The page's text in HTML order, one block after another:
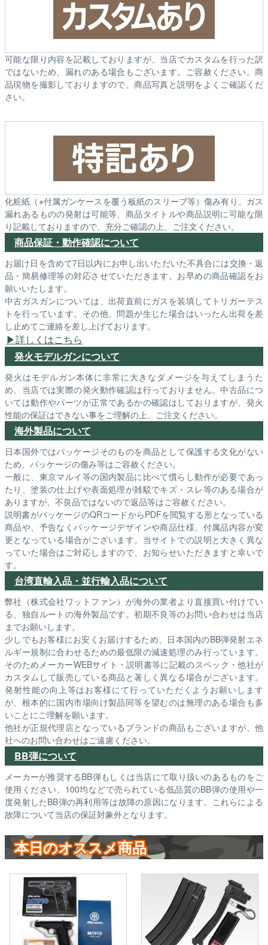
可能な限り内容を記載しておりますが、当店でカスタムを行った訳
ではないため、漏れのある場合もございます。ご容赦ください。商
品現物を撮影しておりますので、商品写真と説明をよくご確認くだ
さい。
化粧紙（※付属ガンケースを覆う板紙のスリーブ等）傷み有り、ガス
漏れあるものの発射は可能等、商品タイトルや商品説明に可能な限
り記載しておりますので、充分ご確認の上、ご注文ください。
商品保証・動作確認について
お届け日を含めて7日以内にお申し出いただいた不具合には交換・返
品・簡易修理等の対応させていただきます。お早めの商品確認をお
願いいたします。
中古ガスガンについては、出荷直前にガスを装填してトリガーテス
トを行っています。その他、問題が生じた場合はいったん出荷を差
し止めてご連絡を差し上げております。
詳しくはこちら
発火モデルガンについて
発火はモデルガン本体に非常に大きなダメージを与えてしまうた
め、当店では実際の発火動作確認は行っておりません。中古品につ
いては動作やパーツが正常であるかの確認はしておりますが、発火
性能の保証はできない事をご理解の上、ご注文ください。
海外製品について
日本国外ではパッケージそのものを商品として保護する文化がない
ため、パッケージの傷み等はご容赦ください。
一般に、東京マルイ等の国内製品に比べて慣らし動作が必要であっ
たり、塗装の仕上げや表面処理が雑駁でキズ・スレ等のある場合が
ありますが、不良品ではないので返品等はご容赦ください。
説明書がパッケージのQRコードからPDFを閲覧する形となっている
商品や、予告なくパッケージデザインや商品仕様、付属品内容が変
更となっている場合がございます。当サイトでの説明と大きく異な
っていた場合はご対応しますので、お知らせいただきますと幸いで
す。
台湾直輸入品・並行輸入品について
弊社（株式会社ワットファン）が海外の業者より直接買い付けてい
る、独自ルートの海外製品です。初期不良等のお問い合わせは当店
までお願いします。
少しでもお客様にお安くお届けするため、日本国内のBB弾発射エネ
ルギー規制に合わせるための最低限の減速処理のみ行っています。
そのためメーカーWEBサイト・説明書等に記載のスペック・他社が
カスタムして販売している商品と著しく異なる場合がございます。
発射性能の向上等はお客様にて行っていただくようお願いします
が、根本的に国内市場向け製品同等を望むのは無理のある場合も多
いことにご理解を願います。
他社が正規代理店となっているブランドの商品もございますが、他
社へのお問い合わせはご遠慮ください。
BB弾について
メーカーが推奨するBB弾もしくは当店にて取り扱いのあるものをご
使用ください。100均などで売られている低品質のBB弾の使用や一
度発射したBB弾の再利用等は故障の原因になります。これらによる
故障について当店の保証対象外となります。
本日のオススメ商品